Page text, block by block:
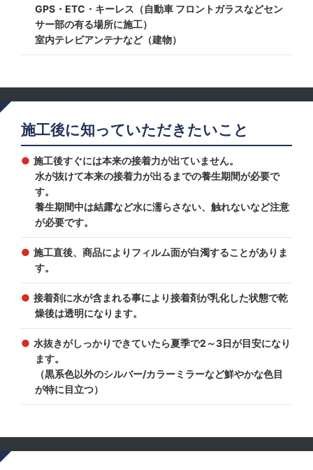
GPS・ETC・キーレス（自動車 フロントガラスなどセン
サー部の有る場所に施工）
室内テレビアンテナなど（建物）
施工後に知っていただきたいこと
施工後すぐには本来の接着力が出ていません。
水が抜けて本来の接着力が出るまでの養生期間が必要で
す。
養生期間中は結露など水に濡らさない、触れないなど注意
が必要です。
施工直後、商品によりフィルム面が白濁することがありま
す。
接着剤に水が含まれる事により接着剤が乳化した状態で乾
燥後は透明になります。
水抜きがしっかりできていたら夏季で2～3日が目安になり
ます。
（黒系色以外のシルバー/カラーミラーなど鮮やかな色目
が特に目立つ）